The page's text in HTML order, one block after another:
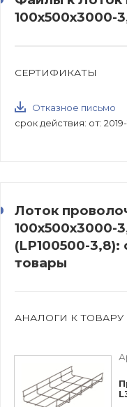
100х500х3000-
СЕРТИФИКАТЫ
Отказное письмо
срок действия: от: 2019-
Лоток
100х500х3000-
(LP100500-3,8):
товары
АНАЛОГИ К ТОВАРУ